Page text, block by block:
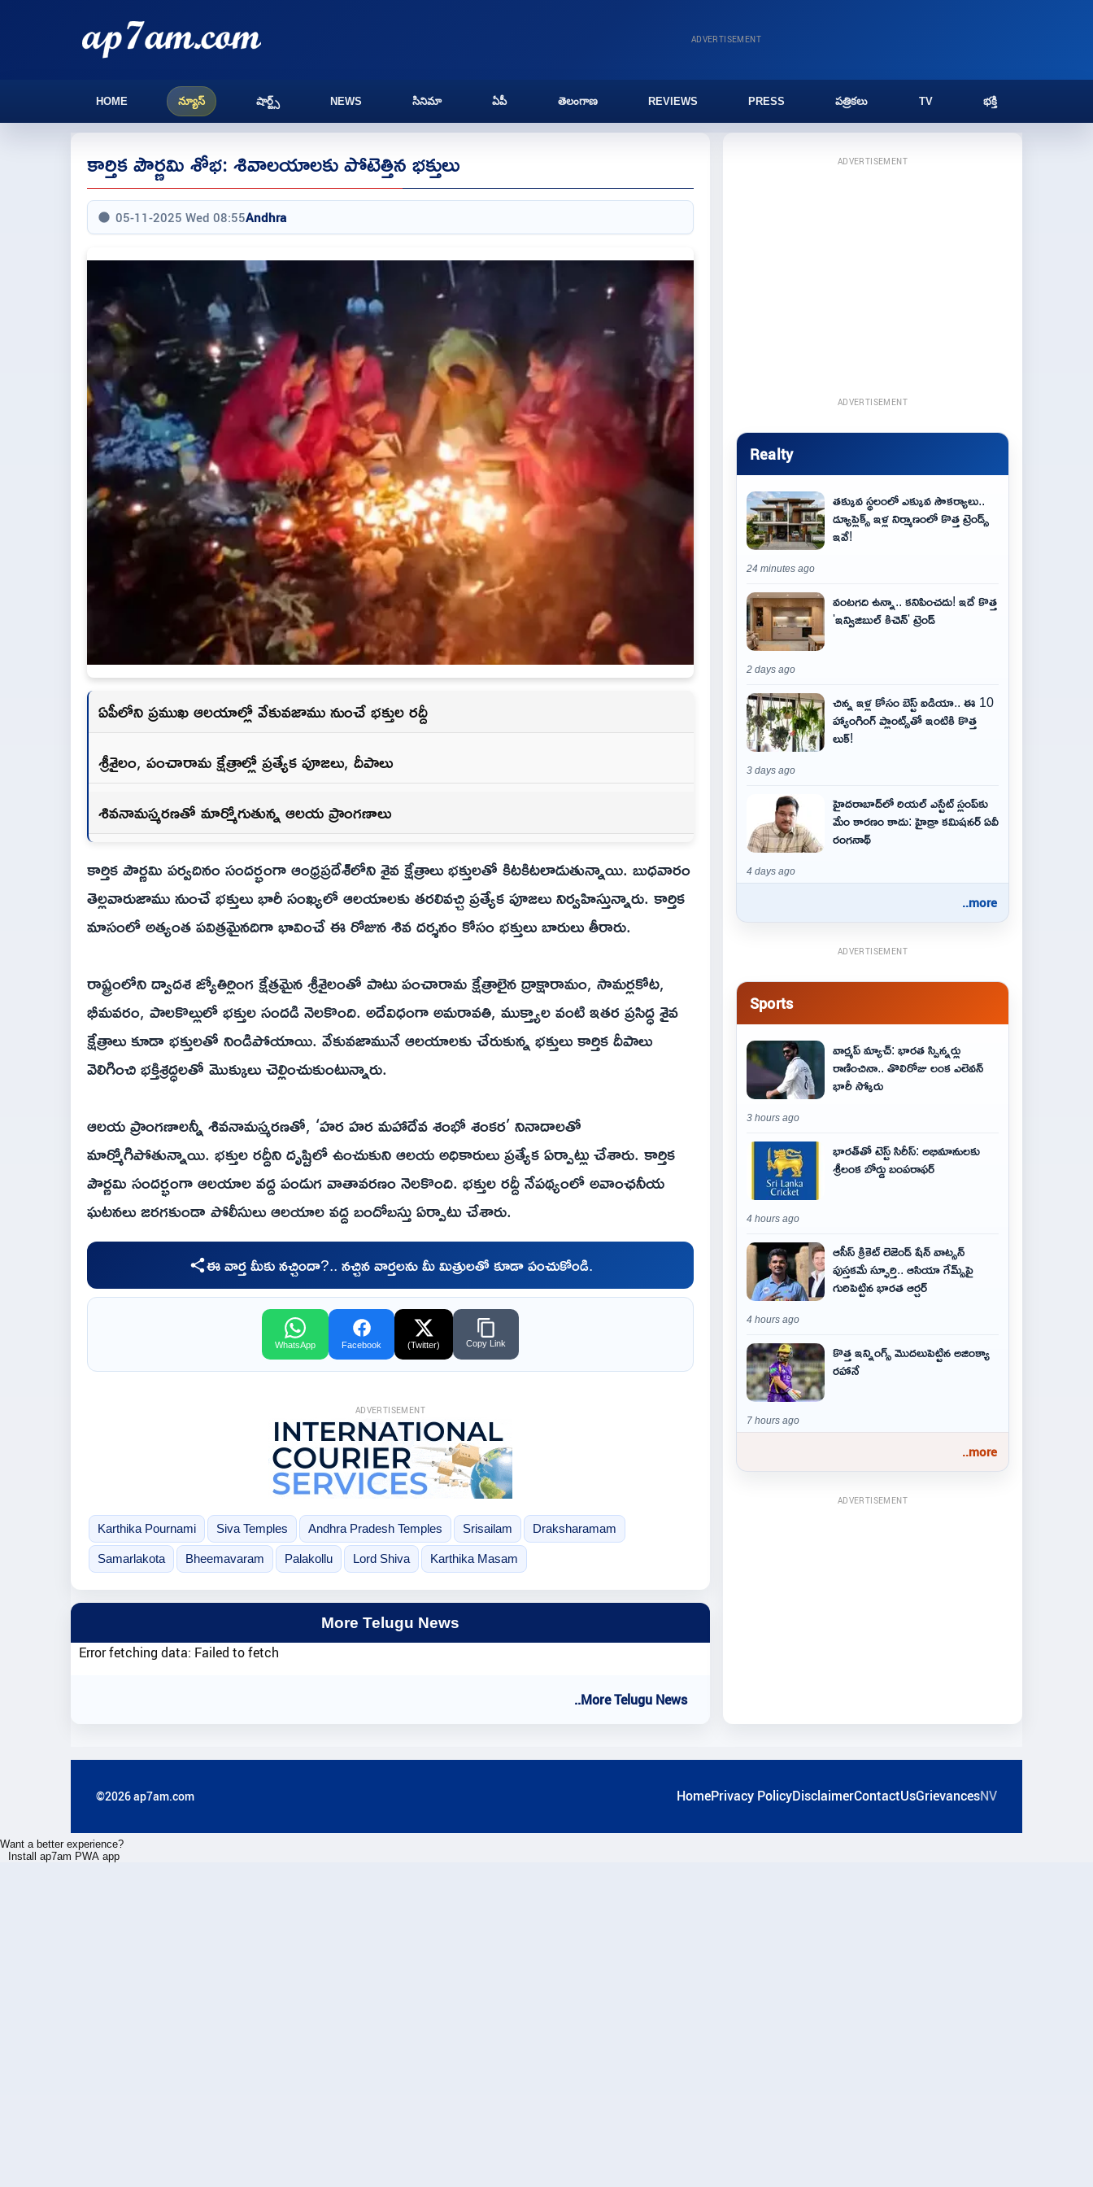
ADVERTISEMENT
HOME న్యూస్ షార్ట్స్ NEWS సినిమా ఏపీ తెలంగాణ REVIEWS PRESS పత్రికలు TV భక్తి
కార్తిక పౌర్ణమి శోభ: శివాలయాలకు పోటెత్తిన భక్తులు
05-11-2025 Wed 08:55Andhra
ఏపీలోని ప్రముఖ ఆలయాల్లో వేకువజాము నుంచే భక్తుల రద్దీ
శ్రీశైలం, పంచారామ క్షేత్రాల్లో ప్రత్యేక పూజలు, దీపాలు
శివనామస్మరణతో మార్మోగుతున్న ఆలయ ప్రాంగణాలు
కార్తిక పౌర్ణమి పర్వదినం సందర్భంగా ఆంధ్రప్రదేశ్‌లోని శైవ క్షేత్రాలు భక్తులతో కిటకిటలాడుతున్నాయి. బుధవారం
తెల్లవారుజాము నుంచే భక్తులు భారీ సంఖ్యలో ఆలయాలకు తరలివచ్చి ప్రత్యేక పూజలు నిర్వహిస్తున్నారు. కార్తిక
మాసంలో అత్యంత పవిత్రమైనదిగా భావించే ఈ రోజున శివ దర్శనం కోసం భక్తులు బారులు తీరారు.
రాష్ట్రంలోని ద్వాదశ జ్యోతిర్లింగ క్షేత్రమైన శ్రీశైలంతో పాటు పంచారామ క్షేత్రాలైన ద్రాక్షారామం, సామర్లకోట,
భీమవరం, పాలకొల్లులో భక్తుల సందడి నెలకొంది. అదేవిధంగా అమరావతి, ముక్త్యాల వంటి ఇతర ప్రసిద్ధ శైవ
క్షేత్రాలు కూడా భక్తులతో నిండిపోయాయి. వేకువజామునే ఆలయాలకు చేరుకున్న భక్తులు కార్తిక దీపాలు
వెలిగించి భక్తిశ్రద్ధలతో మొక్కులు చెల్లించుకుంటున్నారు.
ఆలయ ప్రాంగణాలన్నీ శివనామస్మరణతో, ‘హర హర మహాదేవ శంభో శంకర’ నినాదాలతో
మార్మోగిపోతున్నాయి. భక్తుల రద్దీని దృష్టిలో ఉంచుకుని ఆలయ అధికారులు ప్రత్యేక ఏర్పాట్లు చేశారు. కార్తిక
పౌర్ణమి సందర్భంగా ఆలయాల వద్ద పండుగ వాతావరణం నెలకొంది. భక్తుల రద్దీ నేపథ్యంలో అవాంఛనీయ
ఘటనలు జరగకుండా పోలీసులు ఆలయాల వద్ద బందోబస్తు ఏర్పాటు చేశారు.
ఈ వార్త మీకు నచ్చిందా?.. నచ్చిన వార్తలను మీ మిత్రులతో కూడా పంచుకోండి.
WhatsApp Facebook (Twitter) Copy Link
ADVERTISEMENT
Karthika Pournami Siva Temples Andhra Pradesh Temples Srisailam Draksharamam
Samarlakota Bheemavaram Palakollu Lord Shiva Karthika Masam
More Telugu News
Error fetching data: Failed to fetch
..More Telugu News
ADVERTISEMENT
ADVERTISEMENT
Realty
తక్కువ స్థలంలో ఎక్కువ సౌకర్యాలు..
డ్యూప్లెక్స్ ఇళ్ల నిర్మాణంలో కొత్త ట్రెండ్స్
ఇవే!
24 minutes ago
వంటగది ఉన్నా.. కనిపించదు! ఇదే కొత్త
'ఇన్విజిబుల్ కిచెన్' ట్రెండ్
2 days ago
చిన్న ఇళ్ల కోసం బెస్ట్ ఐడియా.. ఈ 10
హ్యాంగింగ్ ప్లాంట్స్‌తో ఇంటికి కొత్త
లుక్!
3 days ago
హైదరాబాద్‌లో రియల్ ఎస్టేట్ స్లంప్‌కు
మేం కారణం కాదు: హైడ్రా కమిషనర్ ఏవీ
రంగనాథ్
4 days ago
..more
ADVERTISEMENT
Sports
వార్మప్ మ్యాచ్: భారత స్పిన్నర్లు
రాణించినా.. తొలిరోజు లంక ఎలెవన్
భారీ స్కోరు
3 hours ago
భారత్‌తో టెస్ట్ సిరీస్: అభిమానులకు
శ్రీలంక బోర్డు బంపరాఫర్
4 hours ago
ఆసీస్ క్రికెట్ లెజెండ్ షేన్ వాట్సన్
పుస్తకమే స్ఫూర్తి.. ఆసియా గేమ్స్‌పై
గురిపెట్టిన భారత ఆర్చర్
4 hours ago
కొత్త ఇన్నింగ్స్ మొదలుపెట్టిన అజింక్యా
రహానే
7 hours ago
..more
ADVERTISEMENT
©2026 ap7am.com HomePrivacy PolicyDisclaimerContactUsGrievancesNV
Want a better experience?
Install ap7am PWA app